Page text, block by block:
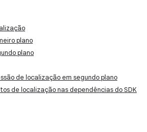
plano
plano
de localização em segundo plano
de localização nas dependências do SDK